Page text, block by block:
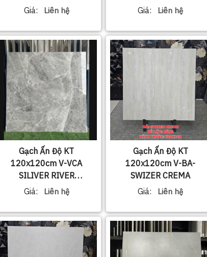
Giá: Liên hệ
226VCGT-23
Giá: Liên hệ
Gạch Ấn Độ KT
120x120cm V-VCA
SILIVER RIVER
2210VCVR-24
Giá: Liên hệ
Gạch Ấn Độ KT
120x120cm V-BA-
SWIZER CREMA
Giá:
Liên hệ